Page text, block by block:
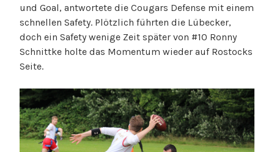
und Goal, antwortete die Cougars Defense mit einem
schnellen Safety. Plötzlich führten die Lübecker,
doch ein Safety wenige Zeit später von #10 Ronny
Schnittke holte das Momentum wieder auf Rostocks
Seite.